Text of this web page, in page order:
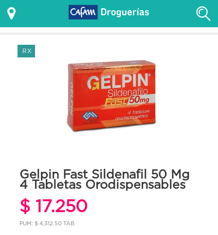
RX
Gelpin Fast Sildenafil 50 Mg
4 Tabletas Orodispensables
$ 17.250
PUM: $ 4,312.50 TAB